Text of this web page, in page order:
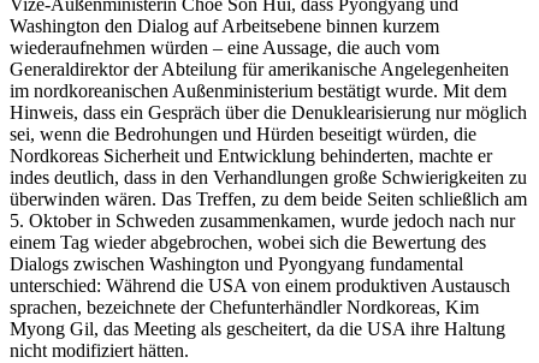
Vize-Außen­ministerin Choe Son Hui, dass Pyongyang und
Washington den Dialog auf Arbeitsebene binnen kurzem
wiederaufnehmen würden – eine Aussage, die auch vom
Generaldirektor der Abteilung für ameri­kanische Angelegenheiten
im nord­korea­nischen Außenministerium bestätigt wurde. Mit dem
Hinweis, dass ein Gespräch über die Denuklearisierung nur möglich
sei, wenn die Bedrohungen und Hürden besei­tigt würden, die
Nordkoreas Sicherheit und Entwicklung behinderten, machte er
indes deutlich, dass in den Verhandlungen große Schwierigkeiten zu
überwinden wären. Das Treffen, zu dem beide Seiten schließlich am
5. Oktober in Schweden zusammenkamen, wurde jedoch nach nur
einem Tag wieder abgebrochen, wobei sich die Bewertung des
Dialogs zwischen Washing­ton und Pyong­yang fundamental
unterschied: Während die USA von einem produktiven Austausch
sprachen, bezeichnete der Chefunterhändler Nord­koreas, Kim
Myong Gil, das Meeting als gescheitert, da die USA ihre Haltung
nicht modifiziert hätten.